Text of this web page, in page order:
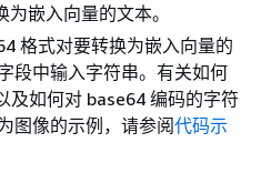
为嵌入向量的文本。
格式对要转换为嵌入向量的
段中输入字符串。有关如何
及如何对 base64 编码的字符
图像的示例，请参阅代码示